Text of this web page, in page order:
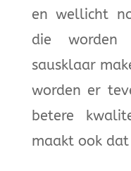
en wellicht
die worden
sausklaar
worden er
betere
maakt ook